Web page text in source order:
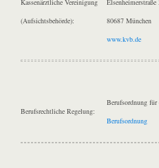
Kassenärztliche Vereinigung
(Aufsichtsbehörde):
Elsenheimerstraße
80687 München
www.kvb.de
Berufsrechtliche Regelung:
Berufsordnung
Berufsordnung